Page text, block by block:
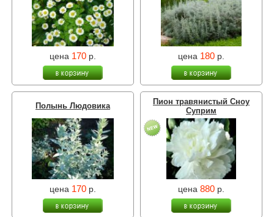
цена 170 р. цена 180 р.
Полынь Людовика
цена 170 р.
Пион травянистый Сноу
Суприм
цена 880 р.